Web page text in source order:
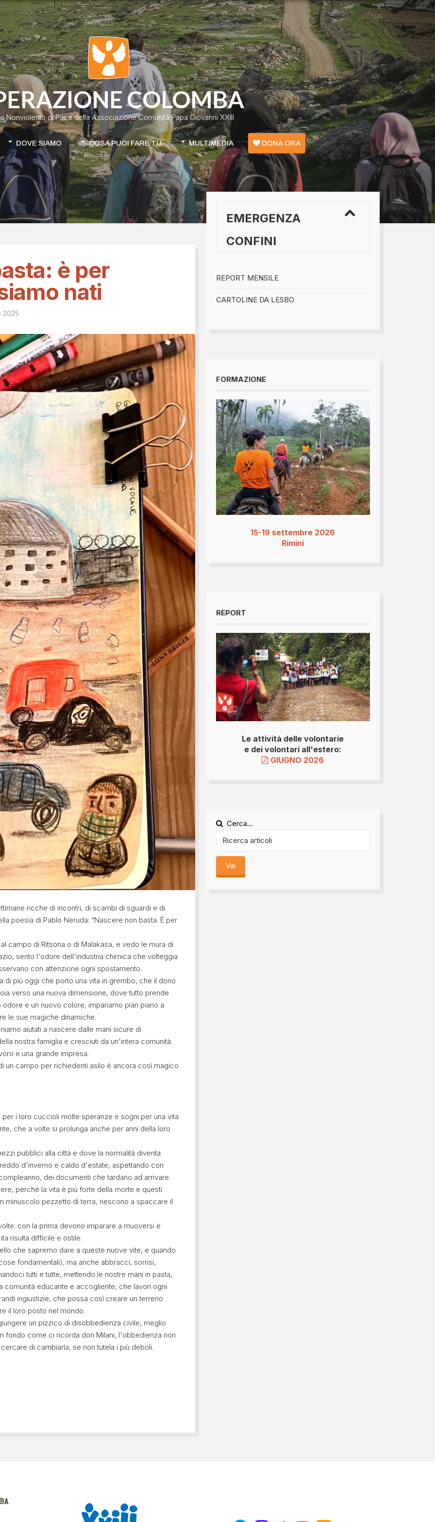
COLOMBA
Nonviolento di Pace della Associazione Comunità Papa Giovanni XXIII
DOVE SIAMO
Colombia
Cile-Mapuche
Emergenza Confini - Grecia
COSA PUOI FARE TU
Donazione classica
Donazione continuativa
Apri la tua raccolta fondi
Tesseramento 2026
Shop online: magliette, bomboniere...
MULTIMEDIA DONA ORA
è per
nati
2025
ricche di incontri, di scambi di sguardi e di
poesia di Pablo Neruda: “Nascere non basta. È per
campo di Ritsona o di Malakasa, e vedo le mura di
sento l'odore dell'industria chimica che volteggia
con attenzione ogni spostamento.
di più oggi che porto una vita in grembo, che il dono
verso una nuova dimensione, dove tutto prende
e un nuovo colore, impariamo pian piano a
le sue magiche dinamiche.
aiutati a nascere dalle mani sicure di
nostra famiglia e cresciuti da un'intera comunità
e una grande impresa.
un campo per richiedenti asilo è ancora così magico
i loro cuccioli molte speranze e sogni per una vita
che a volte si prolunga anche per anni della loro
pubblici alla città e dove la normalità diventa
d'inverno e caldo d'estate, aspettando con
dei documenti che tardano ad arrivare.
perché la vita è più forte della morte e questi
minuscolo pezzetto di terra, riescono a spaccare il
con la prima devono imparare a muoversi e
risulta difficile e ostile.
che sapremo dare a queste nuove vite, e quando
fondamentali), ma anche abbracci, sorrisi,
tutti e tutte, mettendo le nostre mani in pasta,
educante e accogliente, che lavori ogni
ingiustizie, che possa così creare un terreno
il loro posto nel mondo.
un pizzico di disobbedienza civile, meglio
fondo come ci ricorda don Milani, l'obbedienza non
di cambiarla, se non tutela i più deboli.
EMERGENZA
CONFINI
REPORT MENSILE
CARTOLINE DA LESBO
FORMAZIONE
15-19 settembre 2026
Rimini
REPORT
Le attività delle volontarie
e dei volontari all'estero:
GIUGNO 2026
Cerca...
Vai